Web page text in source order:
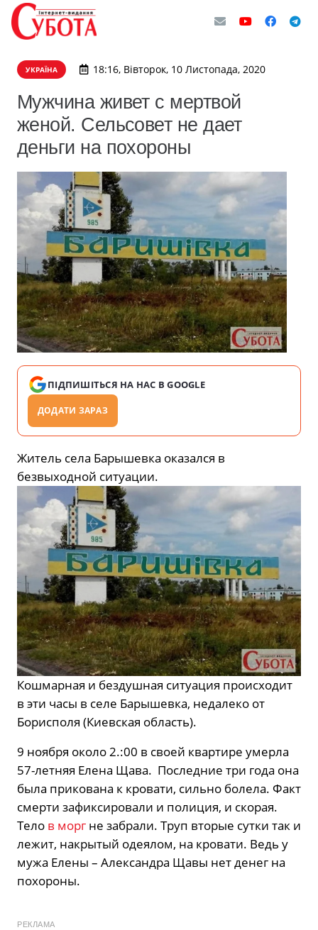
УКРАЇНА 18:16, Вівторок, 10 Листопада, 2020
Мужчина живет с мертвой
женой. Сельсовет не дает
деньги на похороны
ПІДПИШІТЬСЯ НА НАС В GOOGLE
ДОДАТИ ЗАРАЗ
Житель села Барышевка оказался в
безвыходной ситуации.
Кошмарная и бездушная ситуация происходит
в эти часы в селе Барышевка, недалеко от
Борисполя (Киевская область).
9 ноября около 2.:00 в своей квартире умерла
57-летняя Елена Щава. Последние три года она
была прикована к кровати, сильно болела. Факт
смерти зафиксировали и полиция, и скорая.
Тело в морг не забрали. Труп вторые сутки так и
лежит, накрытый одеялом, на кровати. Ведь у
мужа Елены – Александра Щавы нет денег на
похороны.
РЕКЛАМА